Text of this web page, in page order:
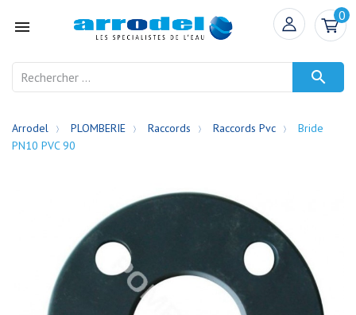

0

Arrodel PLOMBERIE Raccords Raccords Pvc
Bride
PN10 PVC 90